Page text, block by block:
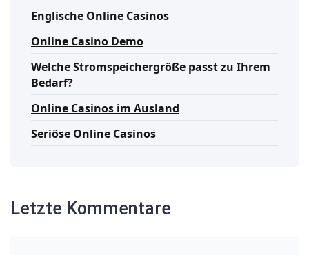
Englische Online Casinos
Online Casino Demo
Welche Stromspeichergröße passt zu Ihrem
Bedarf?
Online Casinos im Ausland
Seriöse Online Casinos
Letzte Kommentare